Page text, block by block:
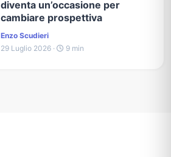
diventa un’occasione per
cambiare prospettiva
Enzo Scudieri
29 Luglio 2026 ·
9 min